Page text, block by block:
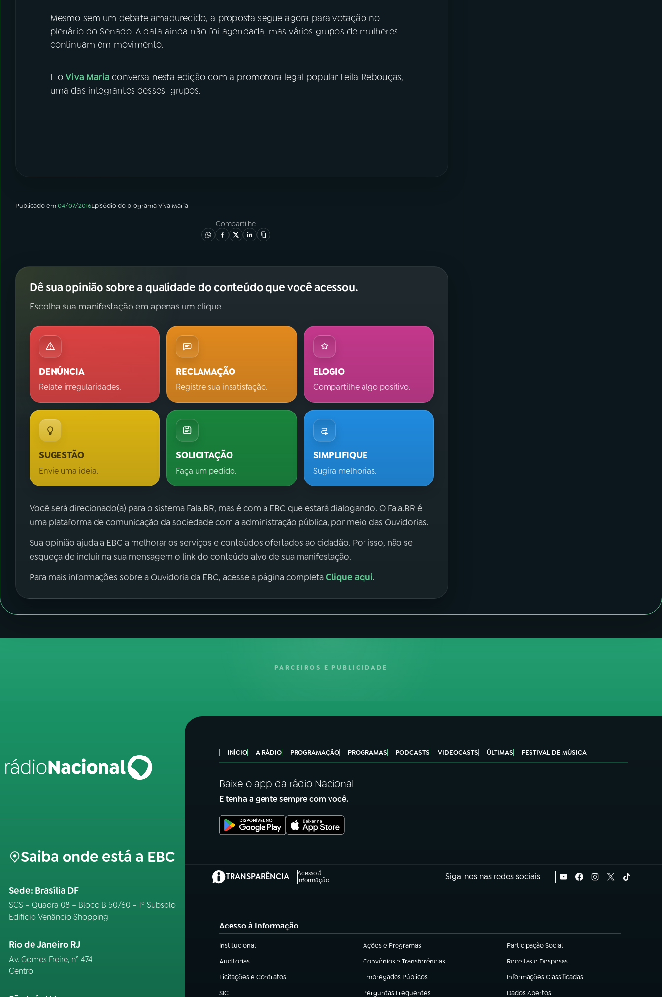
Mesmo sem um debate amadurecido, a proposta segue agora para votação no
plenário do Senado. A data ainda não foi agendada, mas vários grupos de mulheres
continuam em movimento.
E oViva Mariaconversa nesta edição com a promotora legal popular Leila Rebouças,
uma das integrantes desses grupos.
Publicado em04/07/2016Episódiodo programaViva Maria
Compartilhe
Dê sua opinião sobre a qualidade do conteúdo que você acessou.
Escolha sua manifestação em apenas um clique.
DENÚNCIA
Relate irregularidades.
RECLAMAÇÃO
Registre sua insatisfação.
ELOGIO
Compartilhe algo positivo.
SUGESTÃO
Envie uma ideia.
SOLICITAÇÃO
Faça um pedido.
SIMPLIFIQUE
Sugira melhorias.
Você será direcionado(a) para o sistema Fala.BR, mas é com a EBC que estará dialogando. O Fala.BR é
uma plataforma de comunicação da sociedade com a administração pública, por meio das Ouvidorias.
Sua opinião ajuda a EBC a melhorar os serviços e conteúdos ofertados ao cidadão. Por isso, não se
esqueça de incluir na sua mensagem o link do conteúdo alvo de sua manifestação.
Para mais informações sobre a Ouvidoria da EBC, acesse a página completaClique aqui.
PARCEIROS E PUBLICIDADE
Saiba onde está a EBC
Sede: Brasília DF
SCS – Quadra 08 – Bloco B 50/60 – 1º Subsolo
Edifício Venâncio Shopping
Rio de Janeiro RJ
Av. Gomes Freire, n° 474
Centro
INÍCIO A RÁDIO PROGRAMAÇÃO PROGRAMAS PODCASTS VIDEOCASTS ÚLTIMAS FESTIVAL DE MÚSICA
Baixe o app da rádio Nacional
E tenha a gente sempre com você.
TRANSPARÊNCIA
Acesso à
Informação
(abre em nova aba) Siga-nos nas redes sociais
Acesso à Informação
Institucional
(abre em nova aba) Ações e Programas
(abre em nova aba) Participação Social
(abre em nova aba)
Auditorias
(abre em nova aba) Convênios e Transferências
(abre em nova aba) Receitas e Despesas
(abre em nova aba)
Licitações e Contratos
(abre em nova aba) Empregados Públicos
(abre em nova aba) Informações Classificadas
(abre em nova aba)
SIC
Perguntas Frequentes Dados Abertos